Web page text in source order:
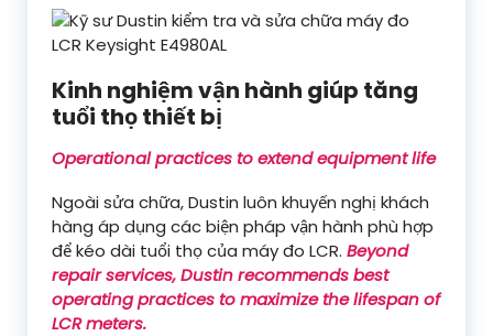
Kinh nghiệm vận hành giúp tăng
tuổi thọ thiết bị
Operational practices to extend equipment life
Ngoài sửa chữa, Dustin luôn khuyến nghị khách
hàng áp dụng các biện pháp vận hành phù hợp
để kéo dài tuổi thọ của máy đo LCR. Beyond
repair services, Dustin recommends best
operating practices to maximize the lifespan of
LCR meters.